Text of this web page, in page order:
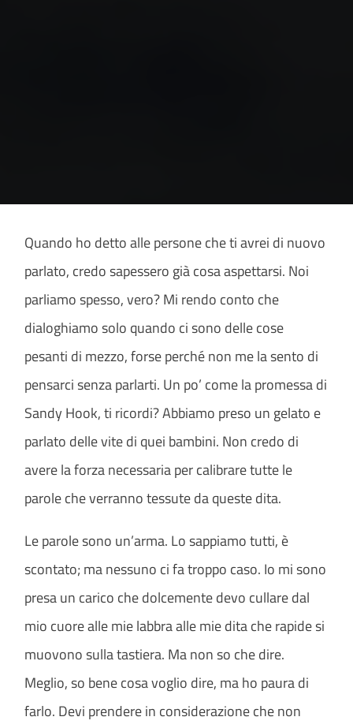
Quando ho detto alle persone che ti avrei di nuovo
parlato, credo sapessero già cosa aspettarsi. Noi
parliamo spesso, vero? Mi rendo conto che
dialoghiamo solo quando ci sono delle cose
pesanti di mezzo, forse perché non me la sento di
pensarci senza parlarti. Un po’ come la promessa di
Sandy Hook, ti ricordi? Abbiamo preso un gelato e
parlato delle vite di quei bambini. Non credo di
avere la forza necessaria per calibrare tutte le
parole che verranno tessute da queste dita.
Le parole sono un’arma. Lo sappiamo tutti, è
scontato; ma nessuno ci fa troppo caso. Io mi sono
presa un carico che dolcemente devo cullare dal
mio cuore alle mie labbra alle mie dita che rapide si
muovono sulla tastiera. Ma non so che dire.
Meglio, so bene cosa voglio dire, ma ho paura di
farlo. Devi prendere in considerazione che non